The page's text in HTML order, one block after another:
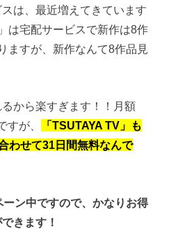
は、最近増えてきています
は宅配サービスで新作は8作
ますが、新作なんて8作品見
から楽すぎます！！月額
すが、
「TSUTAYA TV」も
わせて31日間無料なんで
ン中ですので、かなりお得
きます！